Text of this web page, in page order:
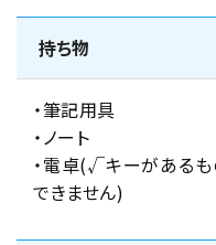
持ち物
・筆記用具
・ノート
・電卓(√キーがある
できません)